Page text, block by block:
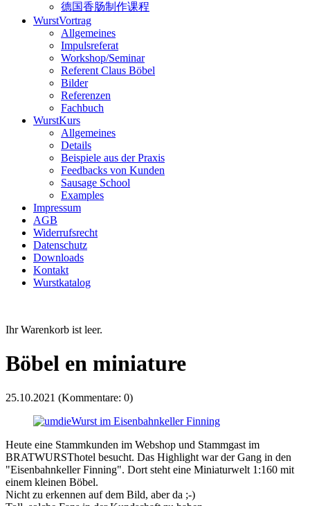
德国香肠制作课程
WurstVortrag
Allgemeines
Impulsreferat
Workshop/Seminar
Referent Claus Böbel
Bilder
Referenzen
Fachbuch
WurstKurs
Allgemeines
Details
Beispiele aus der Praxis
Feedbacks von Kunden
Sausage School
Examples
Impressum
AGB
Widerrufsrecht
Datenschutz
Downloads
Kontakt
Wurstkatalog
Ihr Warenkorb ist leer.
Böbel en miniature
25.10.2021 (Kommentare: 0)
Heute eine Stammkunden im Webshop und Stammgast im
BRATWURSThotel besucht. Das Highlight war der Gang in den
"Eisenbahnkeller Finning". Dort steht eine Miniaturwelt 1:160 mit
einem kleinen Böbel.
Nicht zu erkennen auf dem Bild, aber da ;-)